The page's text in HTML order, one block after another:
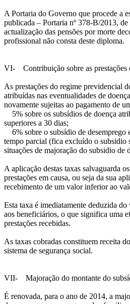
A Portaria do Governo que procede a
publicada – Portaria nº 378-B/2013,
actualização das pensões por morte
profissional não consta deste diploma.
VI- Contribuição sobre as prestações
As prestações do regime previdencial
atribuídas nas eventualidades de
novamente sujeitas ao pagamento de
5% sobre os subsídios de doença
superiores a 30 dias;
6% sobre o subsídio de desemprego
tempo parcial (fica excluído o subsidio
situações de majoração do subsidio de
A aplicação destas taxas salvaguarda
prestações em causa, ou seja da sua
recebimento de um valor inferior ao
Esta taxa é imediatamente deduzida do
aos beneficiários, o que significa uma
prestações recebidas.
As taxas cobradas constituem receita
sistema de segurança social.
VII- Majoração do montante do
É renovada, para o ano de 2014, a